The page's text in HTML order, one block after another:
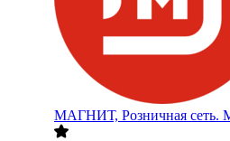
МАГНИТ, Розничная сеть.